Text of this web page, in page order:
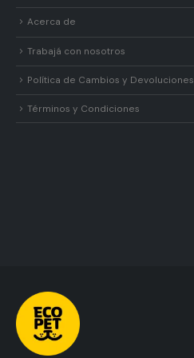
Acerca de
Trabajá con nosotros
Política de Cambios y Devoluciones
Términos y Condiciones